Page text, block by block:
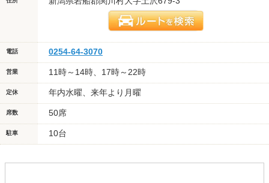
電話 0254-64-3070
営業 11時～14時、17時～22時
定休 年内水曜、来年より月曜
席数 50席
駐車 10台